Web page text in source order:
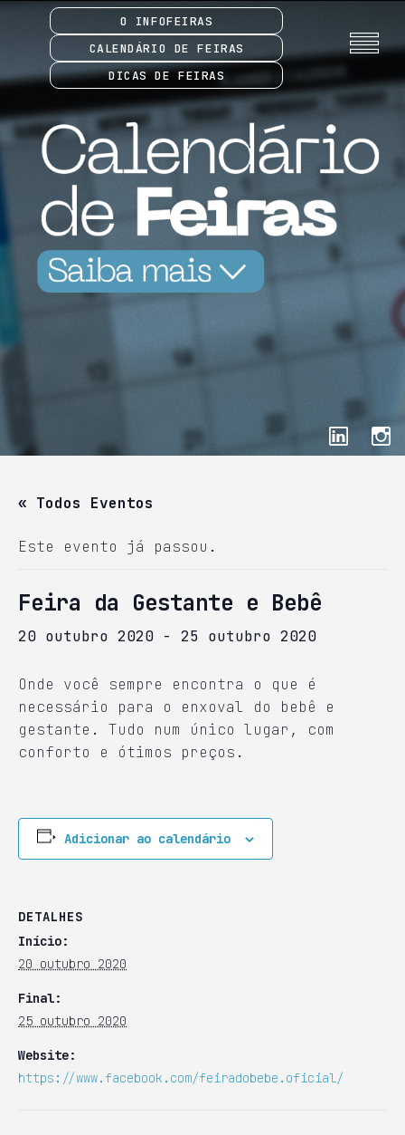
O INFOFEIRAS
CALENDÁRIO DE FEIRAS
DICAS DE FEIRAS
« Todos Eventos
Este evento já passou.
Feira da Gestante e Bebê
20 outubro 2020 - 25 outubro 2020
Onde você sempre encontra o que é
necessário para o enxoval do bebê e
gestante. Tudo num único lugar, com
conforto e ótimos preços.
Adicionar ao calendário
DETALHES
Início:
20 outubro 2020
Final:
25 outubro 2020
Website:
https://www.facebook.com/feiradobebe.oficial/